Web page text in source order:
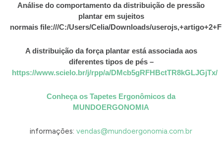
Análise do comportamento da distribuição de pressão
plantar em sujeitos
normais file:///C:/Users/Celia/Downloads/
A distribuição da força plantar está associada aos
diferentes tipos de pés –
https://www.scielo.br/j/rpp/a/DMcb5gRFHBctTR8kGLJGjTx/
Conheça os Tapetes Ergonômicos da
MUNDOERGONOMIA
informações: vendas@mundoergonomia.com.br